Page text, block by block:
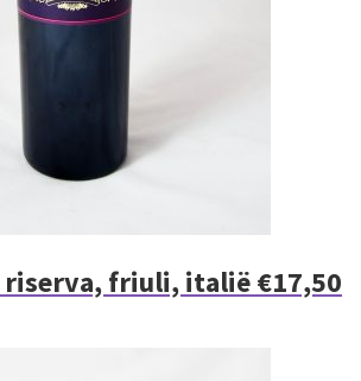
friuli, italië €17,50